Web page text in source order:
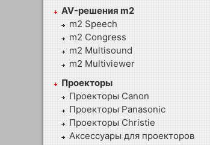
AV-решения m2
m2 Speech
m2 Congress
m2 Multisound
m2 Multiviewer
Проекторы
Проекторы Canon
Проекторы Panasonic
Проекторы Christie
Аксессуары для проекторов